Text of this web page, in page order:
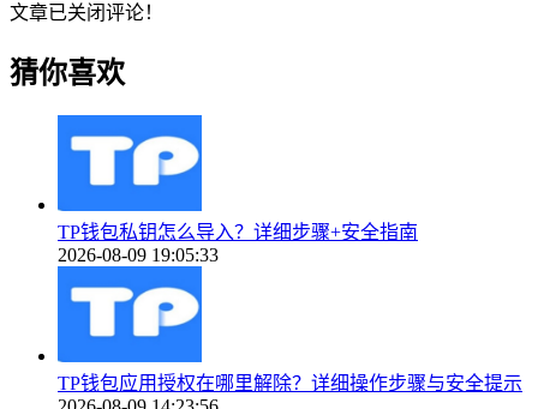
文章已关闭评论！
猜你喜欢
TP钱包私钥怎么导入？详细步骤+安全指南
2026-08-09 19:05:33
TP钱包应用授权在哪里解除？详细操作步骤与安全提示